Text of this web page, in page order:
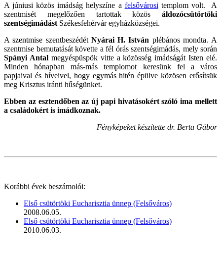
A júniusi közös imádság helyszíne a felsővárosi templom volt. A
szentmisét megelőzően tartottak közös áldozócsütörtöki
szentségimádást Székesfehérvár egyházközségei.
A szentmise szentbeszédét Nyárai H. István plébános mondta. A
szentmise bemutatását követte a fél órás szentségimádás, mely során
Spányi Antalmegyéspüspök vitte a közösség imádságát Isten elé.
Minden hónapban más-más templomot keresünk fel a város
papjaival és híveivel, hogy egymás hitén épülve közösen erősítsük
meg Krisztus iránti hűségünket.
Ebben az esztendőben az új papi hivatásokért szóló ima mellett
a családokért is imádkoznak.
Fényképeket készítette dr. Berta Gábor
Korábbi évek beszámolói:
Első csütörtöki Eucharisztia ünnep (Felsőváros)
2008.06.05.
Első csütörtöki Eucharisztia ünnep (Felsőváros)
2010.06.03.